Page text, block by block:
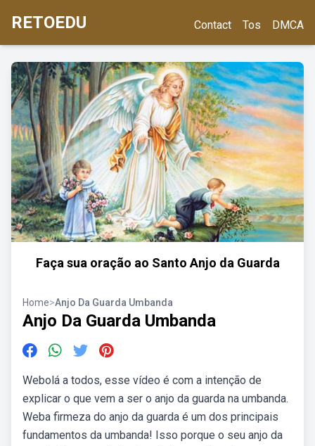
RETOEDU Contact Tos DMCA
Faça sua oração ao Santo Anjo da Guarda
Home>Anjo Da Guarda Umbanda
Anjo Da Guarda Umbanda
Webolá a todos, esse vídeo é com a intenção de
explicar o que vem a ser o anjo da guarda na umbanda.
Weba firmeza do anjo da guarda é um dos principais
fundamentos da umbanda! Isso porque o seu anjo da